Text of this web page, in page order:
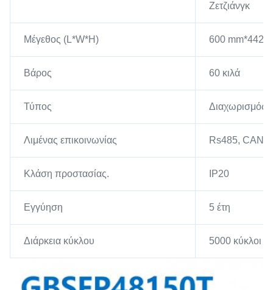
Ζετζιάνγκ
Μέγεθος (L*W*H) 600 mm*442
Βάρος 60 κιλά
Τύπος Διαχωρισμός
Λιμένας επικοινωνίας Rs485, CAN
Κλάση προστασίας. IP20
Εγγύηση 5 έτη
Διάρκεια κύκλου 5000 κύκλοι